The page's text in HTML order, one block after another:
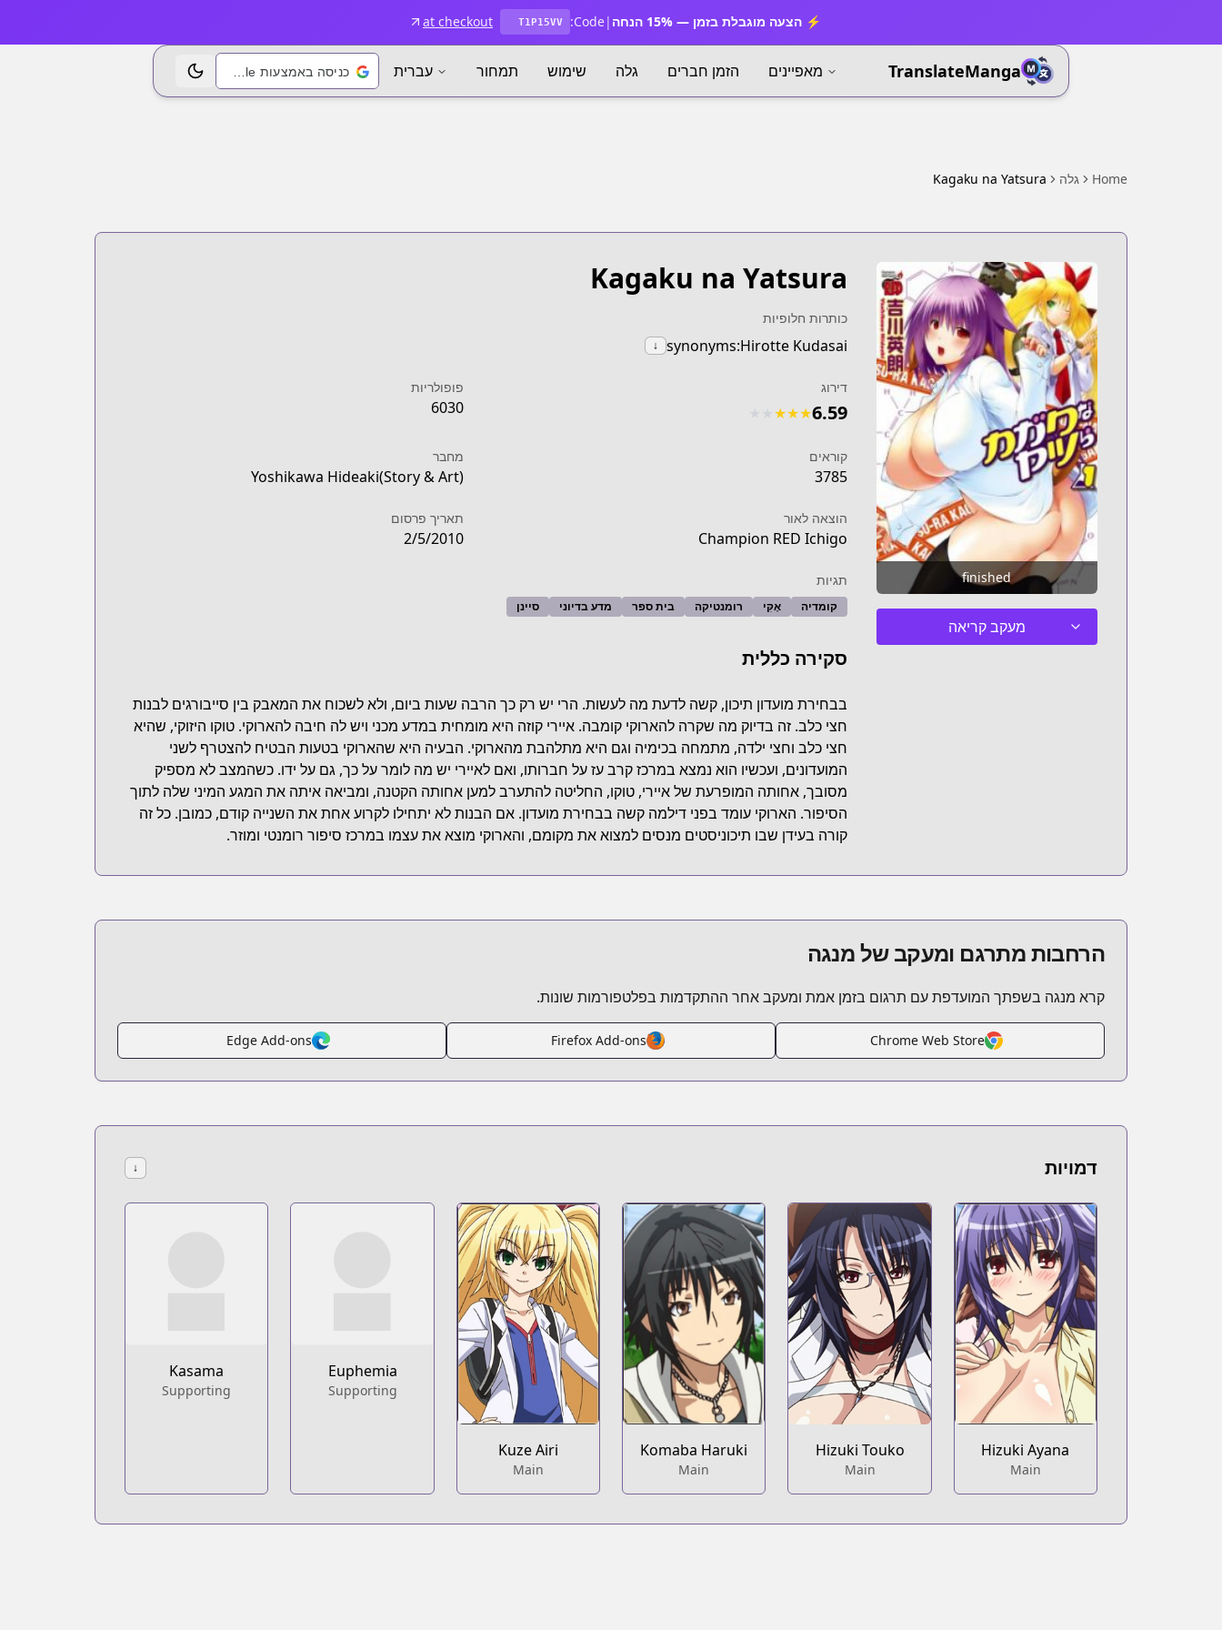
⚡ הצעה מוגבלת בזמן — 15% הנחה |
Code:
T1P15VV
at checkout
TranslateManga מאפיינים הזמן חברים גלה שימוש תמחור עברית החלפת נושא
Home גלה Kagaku na Yatsura
finished
מעקב קריאה
Kagaku na Yatsura
כותרות חלופיות
synonyms:Hirotte Kudasai
↓
דירוג
6.59
★
★
★
פופולריות
6030
קוראים
3785
מחבר
Yoshikawa Hideaki(Story & Art)
הוצאה לאור
Champion RED Ichigo
תאריך פרסום
2/5/2010
תגיות
קומדיה אֶקִּי רומנטיקה בית ספר מדע בדיוני סיינן
סקירה כללית
בבחירת מועדון תיכון, קשה לדעת מה לעשות. הרי יש רק כך הרבה שעות ביום, ולא לשכוח את המאבק בין סייבורגים לבנות
חצי כלב. זה בדיוק מה שקרה להארוקי קומבה. איירי קוזה היא מומחית במדע מכני ויש לה חיבה להארוקי. טוקו היזוקי, שהיא
חצי כלב וחצי ילדה, מתמחה בכימיה וגם היא מתלהבת מהארוקי. הבעיה היא שהארוקי בטעות הבטיח להצטרף לשני
המועדונים, ועכשיו הוא נמצא במרכז קרב עז על חברותו, ואם לאיירי יש מה לומר על כך, גם על ידו. כשהמצב לא מספיק
מסובך, אחותה המופרעת של איירי, טוקו, החליטה להתערב למען אחותה הקטנה, ומביאה איתה את המגע המיני שלה לתוך
הסיפור. הארוקי עומד בפני דילמה קשה בבחירת מועדון. אם הבנות לא יתחילו לקרוע אחת את השנייה קודם, כמובן. כל זה
קורה בעידן שבו תיכוניסטים מנסים למצוא את מקומם, והארוקי מוצא את עצמו במרכז סיפור רומנטי ומוזר.
הרחבות מתרגם ומעקב של מנגה
קרא מנגה בשפתך המועדפת עם תרגום בזמן אמת ומעקב אחר ההתקדמות בפלטפורמות שונות.
Chrome Web Store
Firefox Add-ons
Edge Add-ons
דמויות ↓
Hizuki Ayana
Main
Hizuki Touko
Main
Komaba Haruki
Main
Kuze Airi
Main
Euphemia
Supporting
Kasama
Supporting